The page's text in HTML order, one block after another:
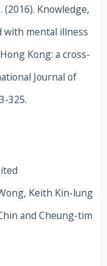
(2016). Knowledge,
with mental illness
Kong: a cross-
Journal of
325.
Keith Kin-lung
and Cheung-tim